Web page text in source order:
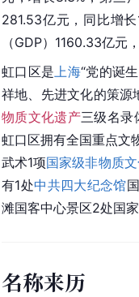
281.53亿元，同比增
（GDP）1160.33亿元
虹口区是 上海“党的诞
祥地、先进文化的策源
物质文化遗产三级名录
虹口区拥有全国重点文
武术1项国家级非物质
有1处中共四大纪念馆
滩国客中心景区2处国
名称来历